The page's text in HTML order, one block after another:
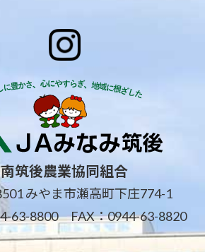
南筑後農業協同組合
みやま市瀬高町下庄774-1
63-8800 FAX：0944-63-8820